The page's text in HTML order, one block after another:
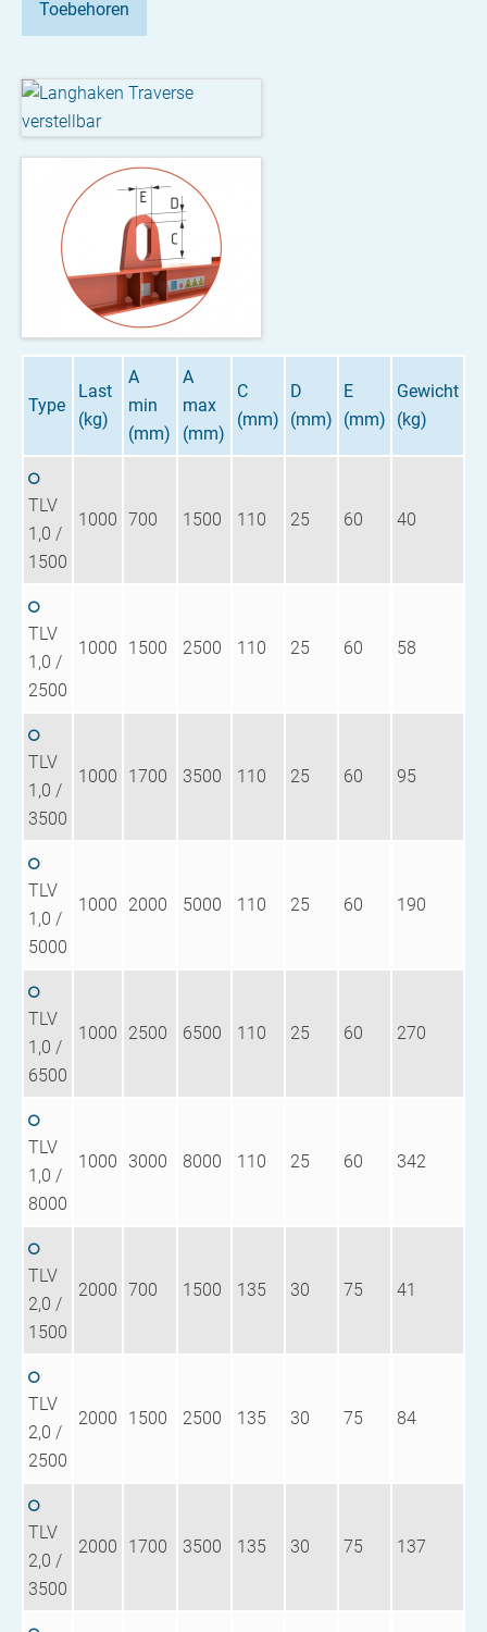
Toebehoren
Type
Last
(kg)
A
min
(mm)
A
max
(mm)
C
(mm)
D
(mm)
E
(mm)
Gewicht
(kg)
TLV
1,0 /
1500
1000 700 1500 110 25 60 40
TLV
1,0 /
2500
1000 1500 2500 110 25 60 58
TLV
1,0 /
3500
1000 1700 3500 110 25 60 95
TLV
1,0 /
5000
1000 2000 5000 110 25 60 190
TLV
1,0 /
6500
1000 2500 6500 110 25 60 270
TLV
1,0 /
8000
1000 3000 8000 110 25 60 342
TLV
2,0 /
1500
2000 700 1500 135 30 75 41
TLV
2,0 /
2500
2000 1500 2500 135 30 75 84
TLV
2,0 /
3500
2000 1700 3500 135 30 75 137